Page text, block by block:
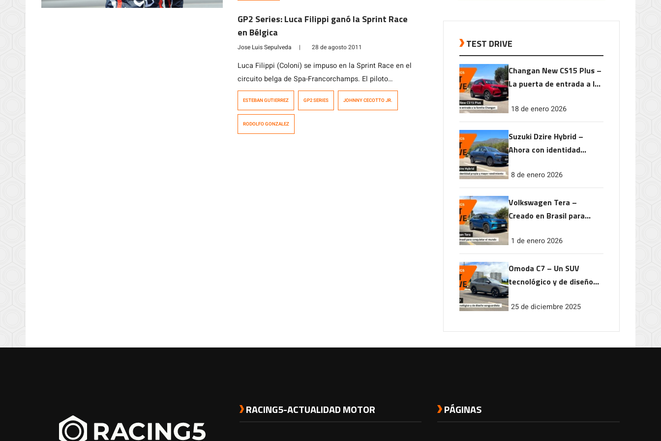
GP2 Series: Luca Filippi ganó la Sprint Race
en Bélgica
Jose Luis Sepulveda | 28 de agosto 2011
Luca Filippi (Coloni) se impuso en la Sprint Race en el
circuito belga de Spa-Francorchamps. El piloto
monegasco Stefano Coletti (Trident Racing) no pudo ser
carrera y del resto de la temporada. Jules Bianchi
ESTEBAN GUTIERREZ GP2 SERIES JOHNNY CECOTTO JR.
RODOLFO GONZALEZ
TEST DRIVE
Changan New CS15 Plus –
La puerta de entrada a la
18 de enero 2026
Suzuki Dzire Hybrid –
Ahora con identidad
rendimiento
8 de enero 2026
Volkswagen Tera –
Creado en Brasil para
1 de enero 2026
Omoda C7 – Un SUV
tecnológico y de diseño
25 de diciembre 2025
RACING5-ACTUALIDAD MOTOR PÁGINAS